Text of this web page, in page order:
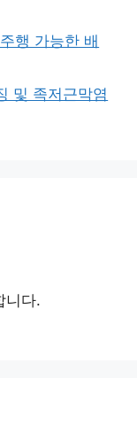
행 가능한 배
및 족저근막염
니다.